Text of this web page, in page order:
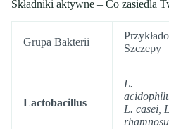
Składniki aktywne – Co zasiedla
Grupa Bakterii
Szczepy
Lactobacillus
L.
L. casei,